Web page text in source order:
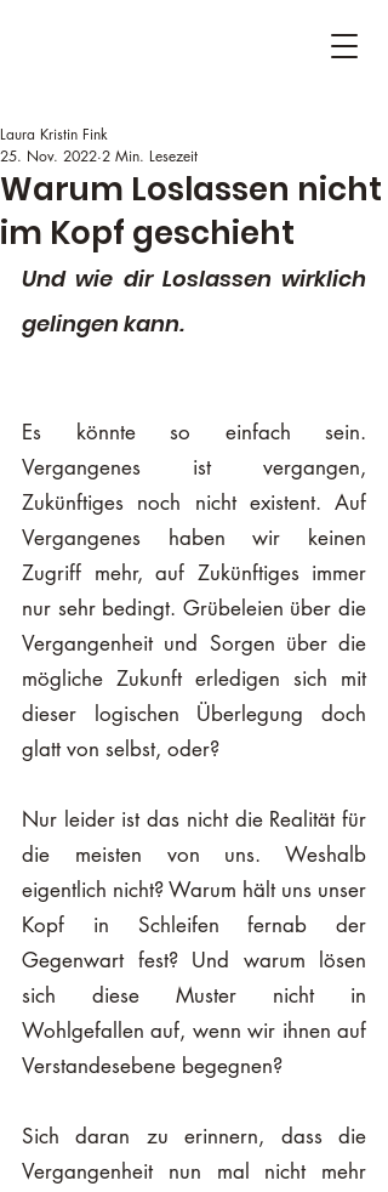
Warum Loslassen nicht
im Kopf geschieht
Laura Kristin Fink
25. Nov. 2022 2 Min. Lesezeit
Und wie dir Loslassen wirklich
gelingen kann.
Es könnte so einfach sein.
Vergangenes ist vergangen,
Zukünftiges noch nicht existent. Auf
Vergangenes haben wir keinen
Zugriff mehr, auf Zukünftiges immer
nur sehr bedingt. Grübeleien über die
Vergangenheit und Sorgen über die
mögliche Zukunft erledigen sich mit
dieser logischen Überlegung doch
glatt von selbst, oder?
Nur leider ist das nicht die Realität für
die meisten von uns. Weshalb
eigentlich nicht? Warum hält uns unser
Kopf in Schleifen fernab der
Gegenwart fest? Und warum lösen
sich diese Muster nicht in
Wohlgefallen auf, wenn wir ihnen auf
Verstandesebene begegnen?
Sich daran zu erinnern, dass die
Vergangenheit nun mal nicht mehr